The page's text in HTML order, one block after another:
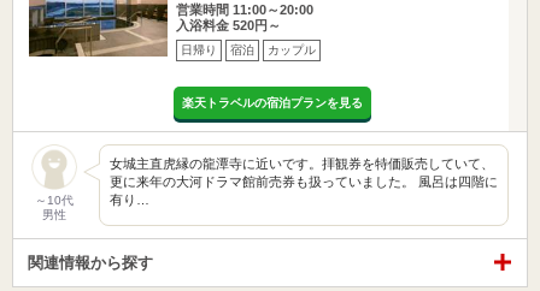
営業時間 11:00～20:00
入浴料金 520円～
日帰り 宿泊 カップル
楽天トラベルの宿泊プランを見る
～10代
男性
女城主直虎縁の龍潭寺に近いです。拝観券を特価販売していて、
更に来年の大河ドラマ館前売券も扱っていました。 風呂は四階に
有り…
関連情報から探す